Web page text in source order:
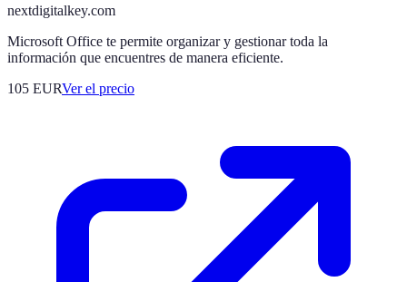
nextdigitalkey.com
Microsoft Office te permite organizar y gestionar toda la
información que encuentres de manera eficiente.
105 EURVer el precio